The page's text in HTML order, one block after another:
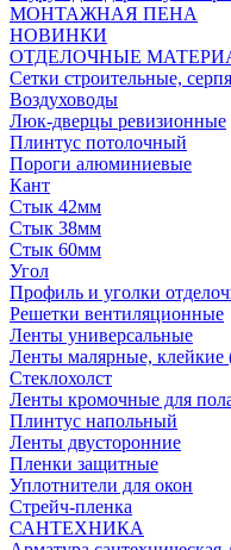
МОНТАЖНАЯ ПЕНА
НОВИНКИ
ОТДЕЛОЧНЫЕ
Сетки строительные,
Воздуховоды
Люк-дверцы ревизионные
Плинтус потолочный
Пороги алюминиевые
Кант
Стык 42мм
Стык 38мм
Стык 60мм
Угол
Профиль и уголки
Решетки вентиляционные
Ленты универсальные
Ленты малярные, клейкие
Стеклохолст
Ленты кромочные для
Плинтус напольный
Ленты двусторонние
Пленки защитные
Уплотнители для окон
Стрейч-пленка
САНТЕХНИКА